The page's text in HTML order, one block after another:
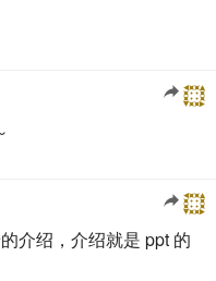
介绍，介绍就是 ppt 的